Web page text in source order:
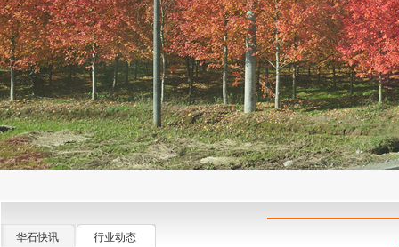
华石快讯 行业动态